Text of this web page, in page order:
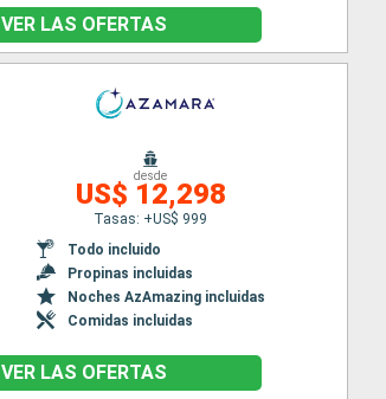
VER LAS OFERTAS
desde
US$ 12,298
Tasas: +US$ 999
Todo incluido
Propinas incluidas
Noches AzAmazing incluidas
Comidas incluidas
VER LAS OFERTAS